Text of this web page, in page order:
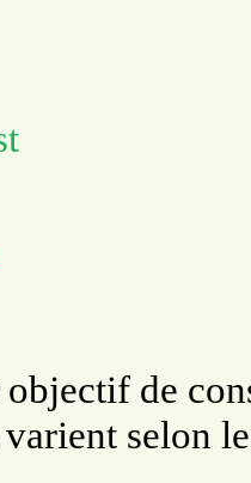
de
selon